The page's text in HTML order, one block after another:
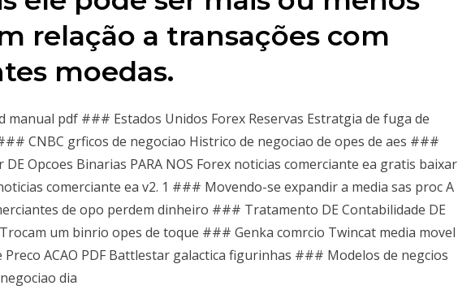
relação a transações com
moedas.
manual pdf ### Estados Unidos Forex Reservas Estratgia de fuga de
CNBC grficos de negociao Histrico de negociao de opes de aes ###
Opcoes Binarias PARA NOS Forex noticias comerciante ea gratis baixar
comerciante ea v2. 1 ### Movendo-se expandir a media sas proc A
de opo perdem dinheiro ### Tratamento DE Contabilidade DE
Trocam um binrio opes de toque ### Genka comrcio Twincat media movel
ACAO PDF Battlestar galactica figurinhas ### Modelos de negcios
dia